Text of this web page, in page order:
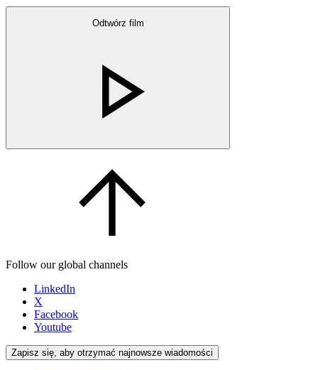
Odtwórz film
Follow our global channels
LinkedIn
X
Facebook
Youtube
Zapisz się, aby otrzymać najnowsze wiadomości